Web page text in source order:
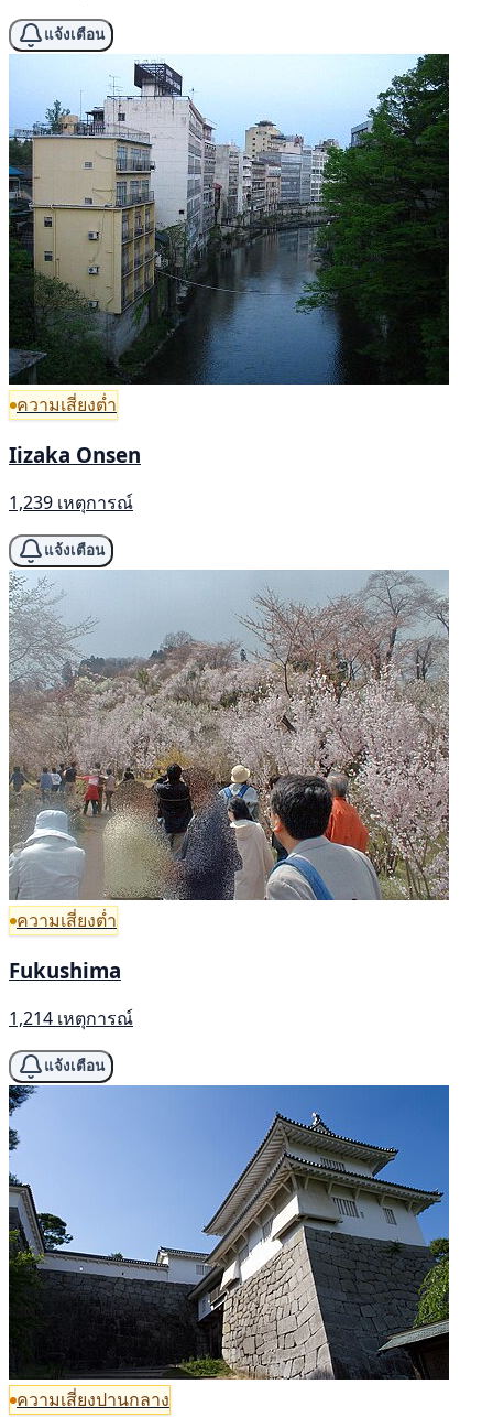
แจ้งเตือน
ความเสี่ยงต่ำ
Iizaka Onsen
1,239 เหตุการณ์
แจ้งเตือน
ความเสี่ยงต่ำ
Fukushima
1,214 เหตุการณ์
แจ้งเตือน
ความเสี่ยงปานกลาง